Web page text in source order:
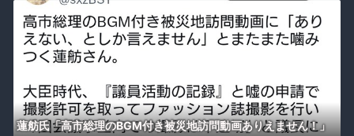
蓮舫氏「高市総理のBGM付き被災地訪問動画ありえません！」